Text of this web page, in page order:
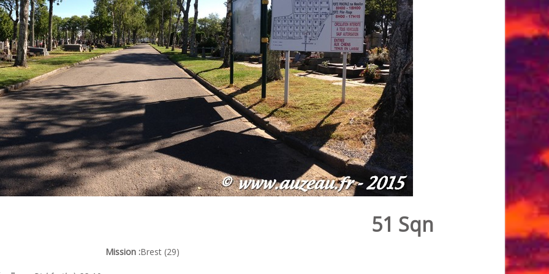
51 Sqn
Mission :Brest (29)